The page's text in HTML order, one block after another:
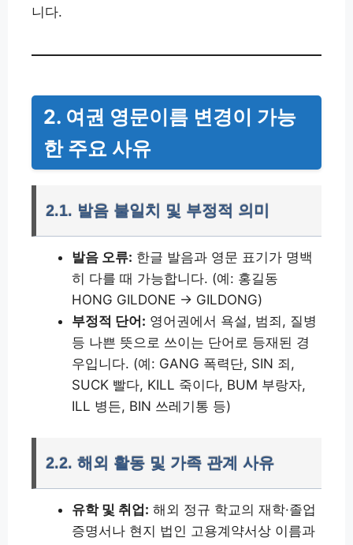
니다.
2. 여권 영문이름 변경이 가능
한 주요 사유
2.1. 발음 불일치 및 부정적 의미
발음 오류: 한글 발음과 영문 표기가 명백
히 다를 때 가능합니다. (예: 홍길동
HONG GILDONE → GILDONG)
부정적 단어: 영어권에서 욕설, 범죄, 질병
등 나쁜 뜻으로 쓰이는 단어로 등재된 경
우입니다. (예: GANG 폭력단, SIN 죄,
SUCK 빨다, KILL 죽이다, BUM 부랑자,
ILL 병든, BIN 쓰레기통 등)
2.2. 해외 활동 및 가족 관계 사유
유학 및 취업: 해외 정규 학교의 재학·졸업
증명서나 현지 법인 고용계약서상 이름과